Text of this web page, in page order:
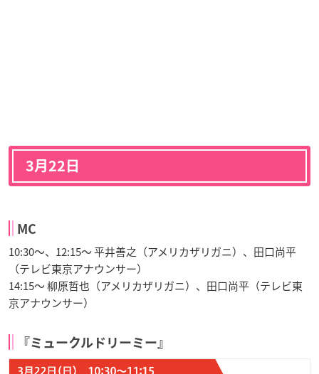
3月22日
MC
10:30～、12:15～ 平井善之（アメリカザリガニ）、田口尚平
（テレビ東京アナウンサー）
14:15～ 柳原哲也（アメリカザリガニ）、田口尚平（テレビ東
京アナウンサー）
『ミュークルドリーミー』